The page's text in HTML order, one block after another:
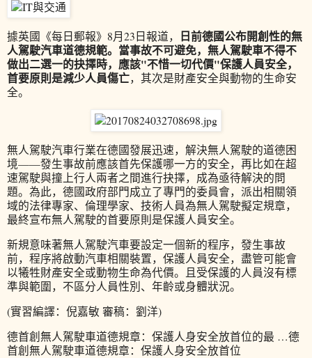
據英國《每日郵報》8月23日報道， 日前德國公布開創性的無
人駕駛汽車道德規範。當事故不可避免，無人駕駛車不得不
做出二選一的抉擇時，應該"不惜一切代價"保護人員安全，
首要原則是減少人員傷亡，其次是財產安全與動物的生命安
全。
無人駕駛汽車行業在德國發展迅速，解決無人駕駛的道德困
境——發生事故前應該首先保護哪一方的安全，再比如在超
速駕駛與撞上行人兩者之間進行抉擇，成為亟待解決的問
題。為此，德國政府部門成立了專門的委員會，派出相關領
域的法律專家、倫理學家、技術人員為無人駕駛擬定規章，
最終宣布無人駕駛的首要原則是保護人員安全。
新規意味著無人駕駛汽車要設定一個新的程序，發生事故
前，程序將啟動汽車相關裝置，保護人員安全，盡管可能會
以犧牲財產安全或動物生命為代價。且受保護的人員沒有標
準與範圍，不區分人員性別、年齡或身體狀況。
(實習編譯：倪嘉敏 審稿：劉洋)
德首創無人駕駛車道德規章：保護人身安全放首位的最 …德
首創無人駕駛車道德規章：保護人身安全放首位